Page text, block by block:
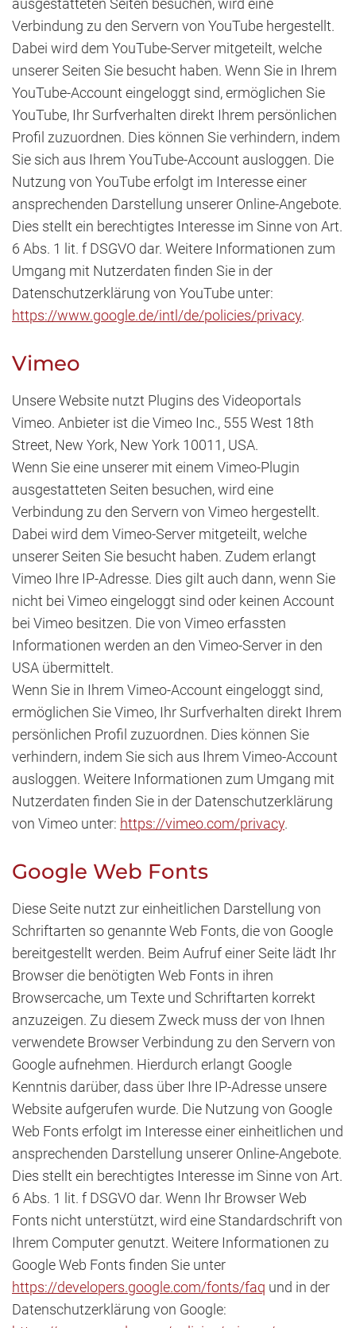
ausgestatteten Seiten besuchen, wird eine
Verbindung zu den Servern von YouTube hergestellt.
Dabei wird dem YouTube-Server mitgeteilt, welche
unserer Seiten Sie besucht haben. Wenn Sie in Ihrem
YouTube-Account eingeloggt sind, ermöglichen Sie
YouTube, Ihr Surfverhalten direkt Ihrem persönlichen
Profil zuzuordnen. Dies können Sie verhindern, indem
Sie sich aus Ihrem YouTube-Account ausloggen. Die
Nutzung von YouTube erfolgt im Interesse einer
ansprechenden Darstellung unserer Online-Angebote.
Dies stellt ein berechtigtes Interesse im Sinne von Art.
6 Abs. 1 lit. f DSGVO dar. Weitere Informationen zum
Umgang mit Nutzerdaten finden Sie in der
Datenschutzerklärung von YouTube unter:
https://www.google.de/intl/de/policies/privacy.
Vimeo
Unsere Website nutzt Plugins des Videoportals
Vimeo. Anbieter ist die Vimeo Inc., 555 West 18th
Street, New York, New York 10011, USA.
Wenn Sie eine unserer mit einem Vimeo-Plugin
ausgestatteten Seiten besuchen, wird eine
Verbindung zu den Servern von Vimeo hergestellt.
Dabei wird dem Vimeo-Server mitgeteilt, welche
unserer Seiten Sie besucht haben. Zudem erlangt
Vimeo Ihre IP-Adresse. Dies gilt auch dann, wenn Sie
nicht bei Vimeo eingeloggt sind oder keinen Account
bei Vimeo besitzen. Die von Vimeo erfassten
Informationen werden an den Vimeo-Server in den
USA übermittelt.
Wenn Sie in Ihrem Vimeo-Account eingeloggt sind,
ermöglichen Sie Vimeo, Ihr Surfverhalten direkt Ihrem
persönlichen Profil zuzuordnen. Dies können Sie
verhindern, indem Sie sich aus Ihrem Vimeo-Account
ausloggen. Weitere Informationen zum Umgang mit
Nutzerdaten finden Sie in der Datenschutzerklärung
von Vimeo unter: https://vimeo.com/privacy.
Google Web Fonts
Diese Seite nutzt zur einheitlichen Darstellung von
Schriftarten so genannte Web Fonts, die von Google
bereitgestellt werden. Beim Aufruf einer Seite lädt Ihr
Browser die benötigten Web Fonts in ihren
Browsercache, um Texte und Schriftarten korrekt
anzuzeigen. Zu diesem Zweck muss der von Ihnen
verwendete Browser Verbindung zu den Servern von
Google aufnehmen. Hierdurch erlangt Google
Kenntnis darüber, dass über Ihre IP-Adresse unsere
Website aufgerufen wurde. Die Nutzung von Google
Web Fonts erfolgt im Interesse einer einheitlichen und
ansprechenden Darstellung unserer Online-Angebote.
Dies stellt ein berechtigtes Interesse im Sinne von Art.
6 Abs. 1 lit. f DSGVO dar. Wenn Ihr Browser Web
Fonts nicht unterstützt, wird eine Standardschrift von
Ihrem Computer genutzt. Weitere Informationen zu
Google Web Fonts finden Sie unter
https://developers.google.com/fonts/faq und in der
Datenschutzerklärung von Google: